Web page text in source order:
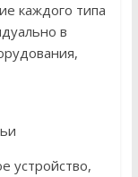
каждого типа
в
устройство,